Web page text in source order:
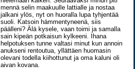
mennä selin maakuulle lattialle ja nostaa
jalkani ylös, nyt on huoralla lupa tyhjentää
suoli. Katsoin hämmentyneenä, siis
päälleni? Älä kysele, vaan toimi ja samalla
sain kipeän potkaisun kylkeeni. Ihana
helpotuksen tunne valtasi minut kun annoin
anukseni rentoutua, yllättäen huomasin
olevani todella kiihottunut ja oma kaluni oli
aivan kovana.